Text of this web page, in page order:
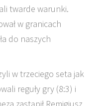
twarde warunki.
w granicach
do naszych
w trzeciego seta jak
reguły gry (8:3) i
zastąpił Remigiusz